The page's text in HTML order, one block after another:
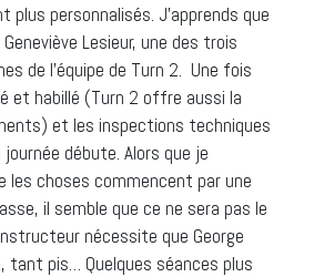
plus personnalisés. J’apprends que
Lesieur, une des trois
de l’équipe de Turn 2. Une fois
et habillé (Turn 2 offre aussi la
et les inspections techniques
débute. Alors que je
les choses commencent par une
il semble que ce ne sera pas le
nécessite que George
tant pis… Quelques séances plus